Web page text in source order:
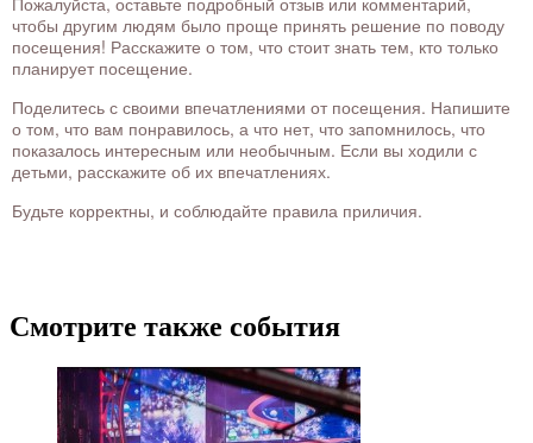
чтобы другим людям было проще принять решение по поводу
посещения! Расскажите о том, что стоит знать тем, кто только
планирует посещение.
Поделитесь с своими впечатлениями от посещения. Напишите
о том, что вам понравилось, а что нет, что запомнилось, что
показалось интересным или необычным. Если вы ходили с
детьми, расскажите об их впечатлениях.
Будьте корректны, и соблюдайте правила приличия.
Смотрите также события